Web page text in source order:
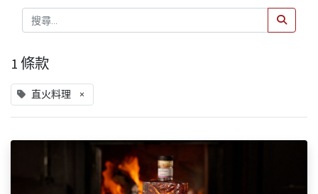
1 條款
直火料理 ×